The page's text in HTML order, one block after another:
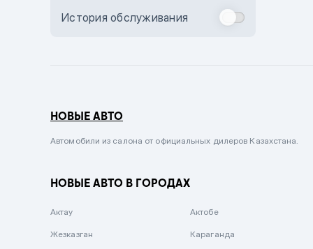
Комбинированный
Сиреневый металлик
Вишневый
История обслуживания
НОВЫЕ АВТО
Автомобили из салона от официальных дилеров Казахстана.
НОВЫЕ АВТО В ГОРОДАХ
Актау Актобе
Жезказган Караганда